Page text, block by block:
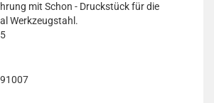
mit Schon - Druckstück für die
Werkzeugstahl.